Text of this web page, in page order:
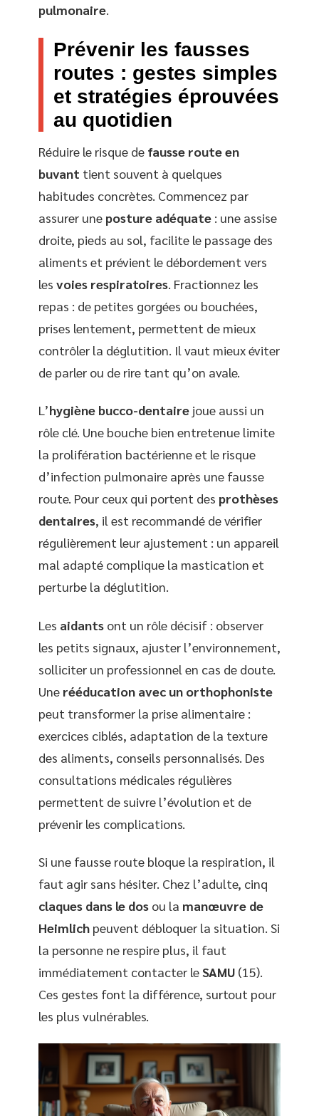
pulmonaire
Prévenir les fausses
routes : gestes simples
et stratégies éprouvées
au quotidien
Réduire le risque de fausse route en
buvant tient souvent à quelques
habitudes concrètes. Commencez par
assurer une posture adéquate : une assise
droite, pieds au sol, facilite le passage des
aliments et prévient le débordement vers
les voies respiratoires . Fractionnez les
repas : de petites gorgées ou bouchées,
prises lentement, permettent de mieux
contrôler la déglutition. Il vaut mieux éviter
de parler ou de rire tant qu’on avale.
L’hygiène bucco-dentaire joue aussi un
rôle clé. Une bouche bien entretenue limite
la prolifération bactérienne et le risque
d’infection pulmonaire après une fausse
route. Pour ceux qui portent des prothèses
dentaires, il est recommandé de vérifier
régulièrement leur ajustement : un appareil
mal adapté complique la mastication et
perturbe la déglutition.
Les aidants ont un rôle décisif : observer
les petits signaux, ajuster l’environnement,
solliciter un professionnel en cas de doute.
Une rééducation avec un orthophoniste
peut transformer la prise alimentaire :
exercices ciblés, adaptation de la texture
des aliments, conseils personnalisés. Des
consultations médicales régulières
permettent de suivre l’évolution et de
prévenir les complications.
Si une fausse route bloque la respiration, il
faut agir sans hésiter. Chez l’adulte, cinq
claques dans le dos ou la manœuvre de
Heimlich peuvent débloquer la situation. Si
la personne ne respire plus, il faut
immédiatement contacter leSAMU (15).
Ces gestes font la différence, surtout pour
les plus vulnérables.